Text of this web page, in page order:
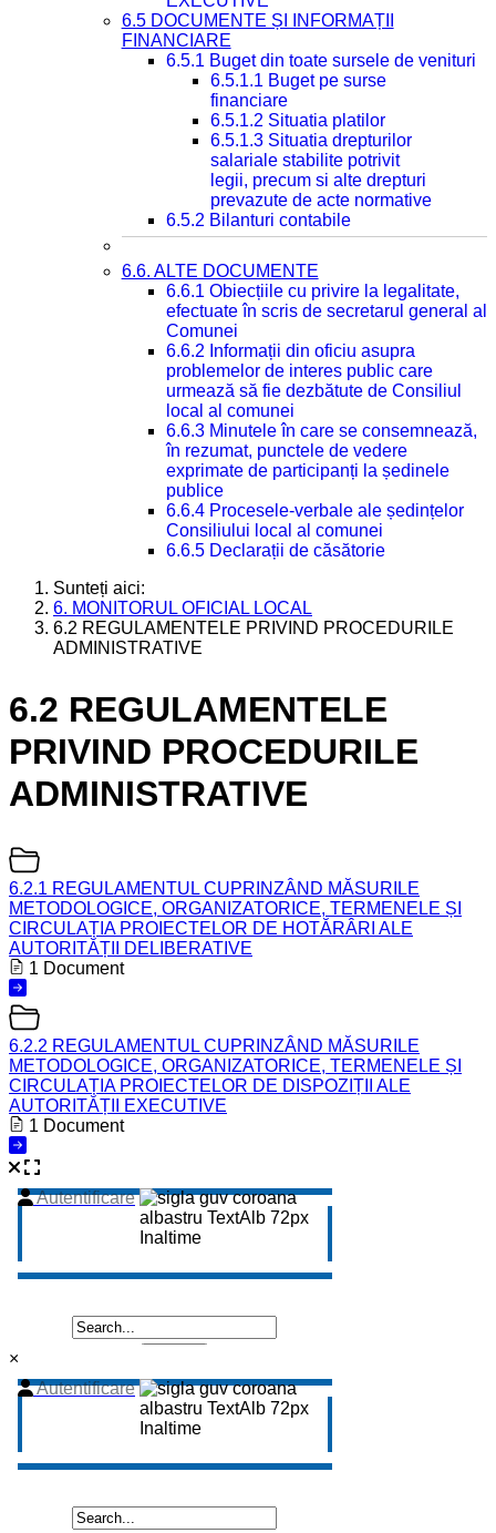
6.5 DOCUMENTE ȘI INFORMAȚII
FINANCIARE
6.5.1 Buget din toate sursele de venituri
6.5.1.1 Buget pe surse
financiare
6.5.1.2 Situatia platilor
6.5.1.3 Situatia drepturilor
salariale stabilite potrivit
legii, precum si alte drepturi
prevazute de acte normative
6.5.2 Bilanturi contabile
6.6. ALTE DOCUMENTE
6.6.1 Obiecțiile cu privire la legalitate,
efectuate în scris de secretarul general al
Comunei
6.6.2 Informații din oficiu asupra
problemelor de interes public care
urmează să fie dezbătute de Consiliul
local al comunei
6.6.3 Minutele în care se consemnează,
în rezumat, punctele de vedere
exprimate de participanți la ședinele
publice
6.6.4 Procesele-verbale ale ședințelor
Consiliului local al comunei
6.6.5 Declarații de căsătorie
Sunteți aici:
6. MONITORUL OFICIAL LOCAL
6.2 REGULAMENTELE PRIVIND PROCEDURILE
ADMINISTRATIVE
6.2 REGULAMENTELE
PRIVIND PROCEDURILE
ADMINISTRATIVE
6.2.1 REGULAMENTUL CUPRINZÂND MĂSURILE
METODOLOGICE, ORGANIZATORICE, TERMENELE ȘI
CIRCULAȚIA PROIECTELOR DE HOTĂRÂRI ALE
AUTORITĂȚII DELIBERATIVE
1 Document
6.2.2 REGULAMENTUL CUPRINZÂND MĂSURILE
METODOLOGICE, ORGANIZATORICE, TERMENELE ȘI
CIRCULAȚIA PROIECTELOR DE DISPOZIȚII ALE
AUTORITĂȚII EXECUTIVE
1 Document
×